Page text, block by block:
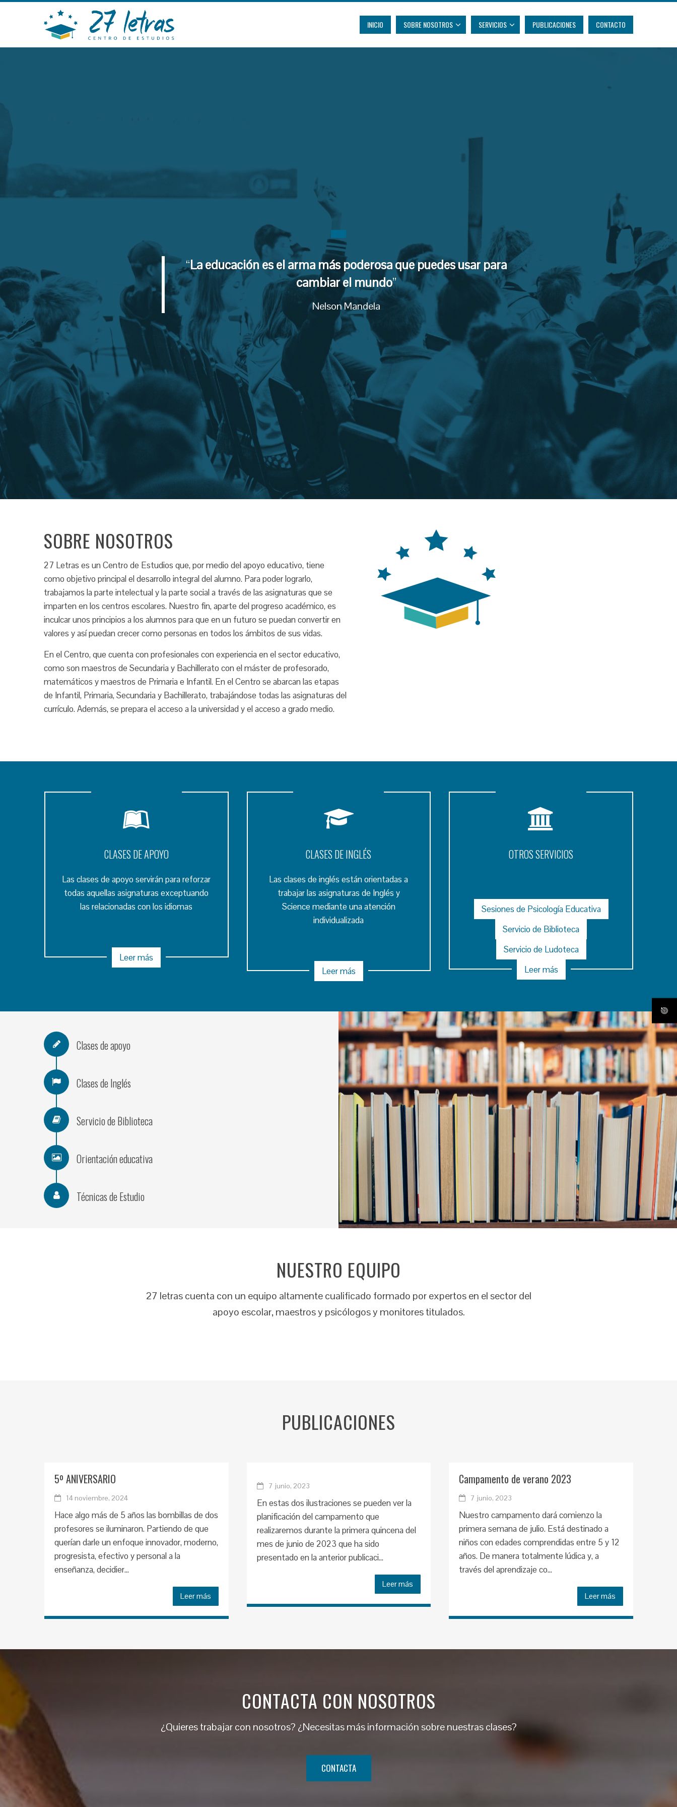
INICIO SOBRE NOSOTROS SERVICIOS PUBLICACIONES CONTACTO
“La educación es el arma más poderosa que puedes usar para
cambiar el mundo”
Nelson Mandela
SOBRE NOSOTROS
27 Letras es un Centro de Estudios que, por medio del apoyo educativo, tiene
como objetivo principal el desarrollo integral del alumno. Para poder lograrlo,
trabajamos la parte intelectual y la parte social a través de las asignaturas que se
imparten en los centros escolares. Nuestro fin, aparte del progreso académico, es
inculcar unos principios a los alumnos para que en un futuro se puedan convertir en
valores y así puedan crecer como personas en todos los ámbitos de sus vidas.
En el Centro, que cuenta con profesionales con experiencia en el sector educativo,
como son maestros de Secundaria y Bachillerato con el máster de profesorado,
matemáticos y maestros de Primaria e Infantil. En el Centro se abarcan las etapas
de Infantil, Primaria, Secundaria y Bachillerato, trabajándose todas las asignaturas del
currículo. Además, se prepara el acceso a la universidad y el acceso a grado medio.
CLASES DE APOYO
Las clases de apoyo servirán para reforzar
todas aquellas asignaturas exceptuando
las relacionadas con los idiomas
Leer más
CLASES DE INGLÉS
Las clases de inglés están orientadas a
trabajar las asignaturas de Inglés y
Science mediante una atención
individualizada
Leer más
OTROS SERVICIOS
Sesiones de Psicología Educativa
Servicio de Biblioteca
Servicio de Ludoteca
Leer más
Clases de apoyo
Clases de Inglés
Servicio de Biblioteca
Orientación educativa
Técnicas de Estudio
NUESTRO EQUIPO
27 letras cuenta con un equipo altamente cualificado formado por expertos en el sector del
apoyo escolar, maestros y psicólogos y monitores titulados.
PUBLICACIONES
5º ANIVERSARIO
14 noviembre, 2024
Hace algo más de 5 años las bombillas de dos
profesores se iluminaron. Partiendo de que
querían darle un enfoque innovador, moderno,
progresista, efectivo y personal a la
enseñanza, decidier...
Leer más
7 junio, 2023
En estas dos ilustraciones se pueden ver la
planificación del campamento que
realizaremos durante la primera quincena del
mes de junio de 2023 que ha sido
presentado en la anterior publicaci...
Leer más
Campamento de verano 2023
7 junio, 2023
Nuestro campamento dará comienzo la
primera semana de julio. Está destinado a
niños con edades comprendidas entre 5 y 12
años. De manera totalmente lúdica y, a
través del aprendizaje co...
Leer más
CONTACTA CON NOSOTROS
¿Quieres trabajar con nosotros? ¿Necesitas más información sobre nuestras clases?
CONTACTA